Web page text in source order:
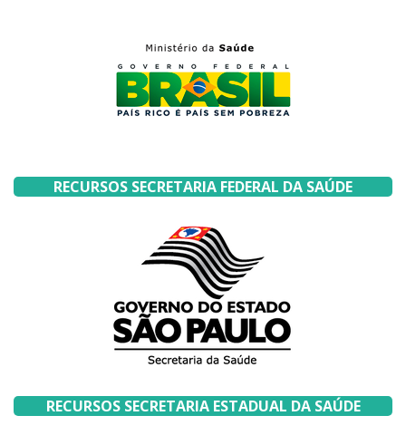
RECURSOS SECRETARIA FEDERAL DA SAÚDE
RECURSOS SECRETARIA ESTADUAL DA SAÚDE